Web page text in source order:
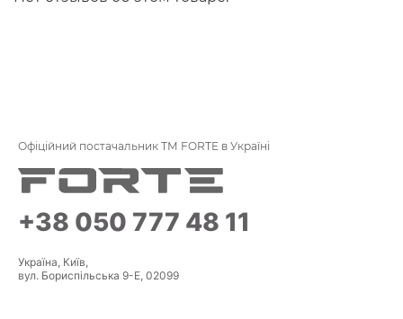
Офіційний постачальник ТМ FORTE в Україні
+38 050 777 48 11
Україна, Київ,
вул. Бориспільська 9-Е, 02099